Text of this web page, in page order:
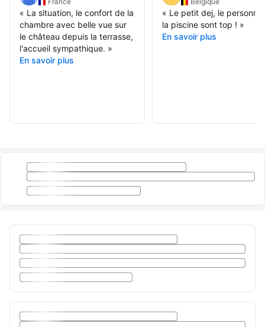
« La situation, le confort de la
chambre avec belle vue sur
le château depuis la terrasse,
l'accueil sympathique. »
En savoir plus
« Le petit dej, le
la piscine sont top ! »
En savoir plus